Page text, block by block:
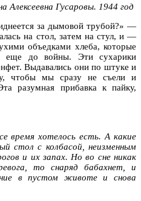
Алексеевна Гусаровы. 1944 год
за дымовой трубой?» —
на стол, затем на стул, и —
объедками хлеба, которые
еще до войны. Эти сухарики
Выдавались они по штуке и
чтобы мы сразу не съели и
разумная прибавка к пайку,
время хотелось есть. А какие
стол с колбасой, неизменным
и их запах. Но во сне никак
то снаряд бабахнет, и
в пустом животе и снова